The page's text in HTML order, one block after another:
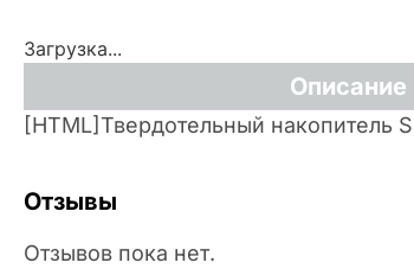
Загрузка...
Описание
[HTML]Твердотельный накопитель
Отзывы
Отзывов пока нет.